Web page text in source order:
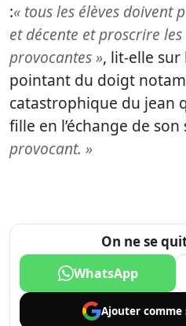
:« tous les élèves doivent
et décente et proscrire
provocantes », lit-elle
pointant du doigt
catastrophique du jean
fille en l’échange de
provocant. »
On ne se
WhatsApp
Ajouter comme